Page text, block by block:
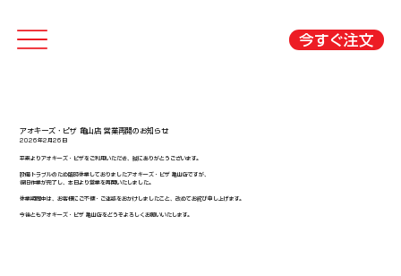
今すぐ注文
アオキーズ・ピザ 亀山店 営業再開のお知らせ
2026年2月26日
平素よりアオキーズ・ピザをご利用いただき、誠にありがとうございます。
設備トラブルのため臨時休業しておりましたアオキーズ・ピザ 亀山店ですが、
復旧作業が完了し、本日より営業を再開いたしました。
休業期間中は、お客様にご不便・ご迷惑をおかけしましたこと、改めてお詫び申し上げます。
今後ともアオキーズ・ピザ 亀山店をどうぞよろしくお願いいたします。